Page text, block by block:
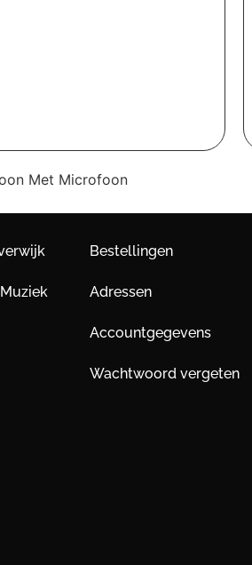
Met Microfoon
Bestellingen
Adressen
Accountgegevens
Wachtwoord vergeten